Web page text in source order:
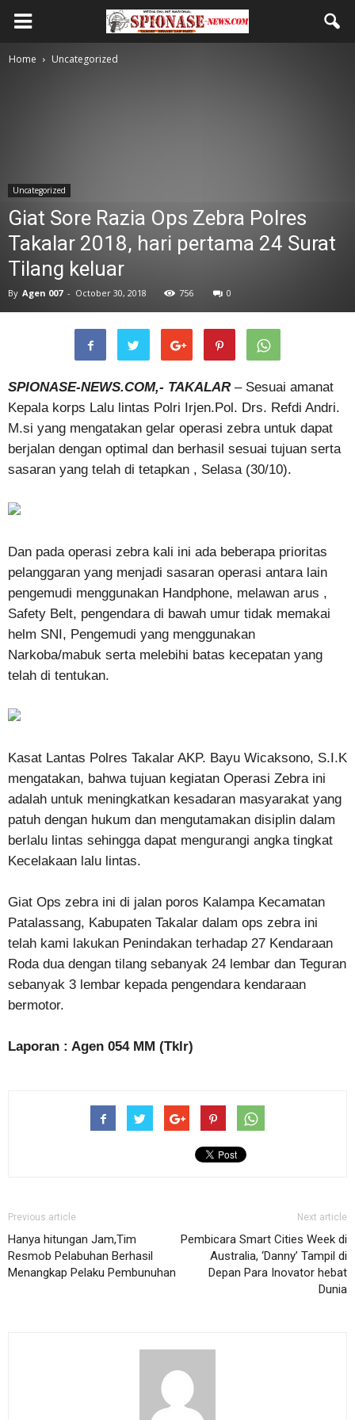
Home Uncategorized
Uncategorized
Giat Sore Razia Ops Zebra Polres
Takalar 2018, hari pertama 24 Surat
Tilang keluar
By Agen 007 - October 30, 2018 756 0
SPIONASE-NEWS.COM,- TAKALAR – Sesuai amanat
Kepala korps Lalu lintas Polri Irjen.Pol. Drs. Refdi Andri.
M.si yang mengatakan gelar operasi zebra untuk dapat
berjalan dengan optimal dan berhasil sesuai tujuan serta
sasaran yang telah di tetapkan , Selasa (30/10).
Dan pada operasi zebra kali ini ada beberapa prioritas
pelanggaran yang menjadi sasaran operasi antara lain
pengemudi menggunakan Handphone, melawan arus ,
Safety Belt, pengendara di bawah umur tidak memakai
helm SNI, Pengemudi yang menggunakan
Narkoba/mabuk serta melebihi batas kecepatan yang
telah di tentukan.
Kasat Lantas Polres Takalar AKP. Bayu Wicaksono, S.I.K
mengatakan, bahwa tujuan kegiatan Operasi Zebra ini
adalah untuk meningkatkan kesadaran masyarakat yang
patuh dengan hukum dan mengutamakan disiplin dalam
berlalu lintas sehingga dapat mengurangi angka tingkat
Kecelakaan lalu lintas.
Giat Ops zebra ini di jalan poros Kalampa Kecamatan
Patalassang, Kabupaten Takalar dalam ops zebra ini
telah kami lakukan Penindakan terhadap 27 Kendaraan
Roda dua dengan tilang sebanyak 24 lembar dan Teguran
sebanyak 3 lembar kepada pengendara kendaraan
bermotor.
Laporan : Agen 054 MM (Tklr)
Previous article
Hanya hitungan Jam,Tim
Resmob Pelabuhan Berhasil
Menangkap Pelaku Pembunuhan
Next article
Pembicara Smart Cities Week di
Australia, ‘Danny’ Tampil di
Depan Para Inovator hebat
Dunia